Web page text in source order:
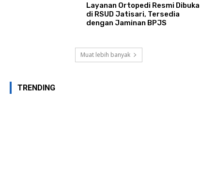
Layanan Ortopedi Resmi Dibuka
di RSUD Jatisari, Tersedia
dengan Jaminan BPJS
Muat lebih banyak
TRENDING